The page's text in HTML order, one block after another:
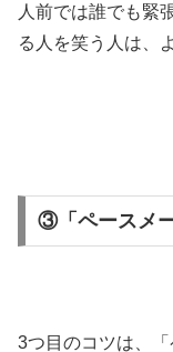
人前では誰でも緊
る人を笑う人は、
③「ペースメ
3つ目のコツは、